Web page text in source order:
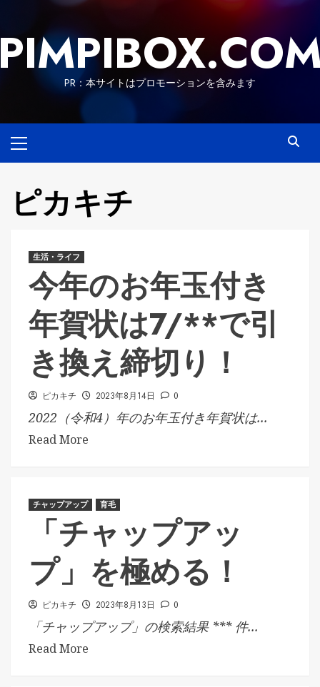
content
PR：本サイトはプロモーションを含みます
Menu
ピカキチ
生活・ライフ
今年のお年玉付き
年賀状は7/**で引
き換え締切り！
ピカキチ 2023年8月14日 0
2022（令和4）年のお年玉付き年賀状は...
Read More
チャップアップ 育毛
「チャップアッ
プ」を極める！
ピカキチ 2023年8月13日 0
「チャップアップ」の検索結果 *** 件...
Read More